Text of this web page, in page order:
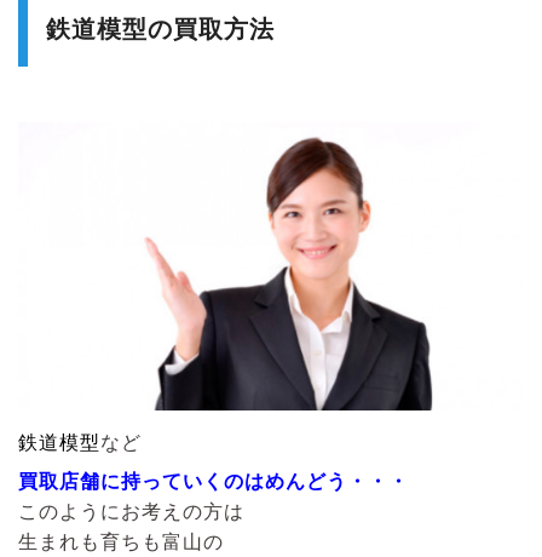
鉄道模型の買取方法
鉄道模型など
買取店舗に持っていくのはめんどう・・・
このようにお考えの方は
生まれも育ちも富山の